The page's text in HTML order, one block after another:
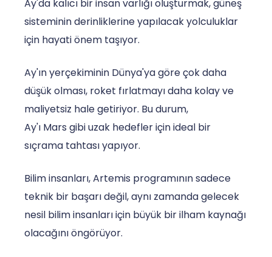
Ay'da kalıcı bir insan varlığı oluşturmak, güneş
sisteminin derinliklerine yapılacak yolculuklar
için hayati önem taşıyor.
Ay'ın yerçekiminin Dünya'ya göre çok daha
düşük olması, roket fırlatmayı daha kolay ve
maliyetsiz hale getiriyor. Bu durum,
Ay'ı Mars gibi uzak hedefler için ideal bir
sıçrama tahtası yapıyor.
Bilim insanları, Artemis programının sadece
teknik bir başarı değil, aynı zamanda gelecek
nesil bilim insanları için büyük bir ilham kaynağı
olacağını öngörüyor.